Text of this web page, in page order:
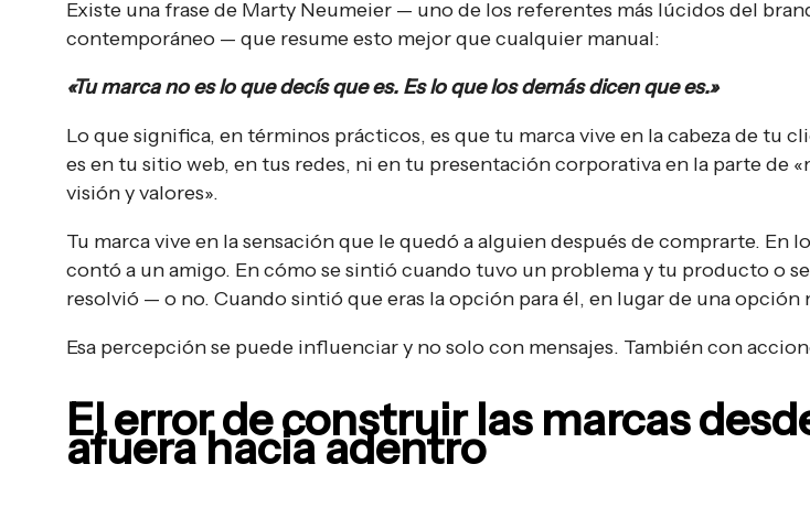
Existe una frase de Marty Neumeier — uno de los referentes más lúcidos del
contemporáneo — que resume esto mejor que cualquier manual:
«Tu marca no es lo que decís que es. Es lo que los demás dicen que es.»
Lo que significa, en términos prácticos, es que tu marca vive en la cabeza de tu
es en tu sitio web, en tus redes, ni en tu presentación corporativa en la parte de
visión y valores».
Tu marca vive en la sensación que le quedó a alguien después de comprarte. En
contó a un amigo. En cómo se sintió cuando tuvo un problema y tu producto o
resolvió — o no. Cuando sintió que eras la opción para él, en lugar de una opción
Esa percepción se puede influenciar y no solo con mensajes. También con
El error de construir las marcas
afuera hacia adentro